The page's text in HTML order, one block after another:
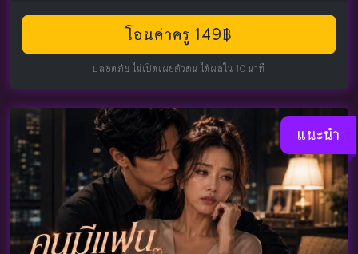
โอนค่าครู 149฿
ปลอดภัย ไม่เปิดเผยตัวตน ได้ผลใน 10 นาที
แนะนำ